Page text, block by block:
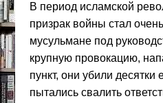
В период исламской
призрак войны стал
мусульмане под
крупную провокацию,
пункт, они убили десятки
пытались свалить